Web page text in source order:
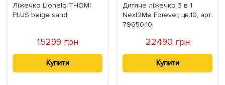
Ліжечко Lionelo THOMI
PLUS beige sand
15299 грн
Купити
Дитяче ліжечко 3 в 1
Next2Me Forever, цв.10, арт.
79650.10
22490 грн
Купити